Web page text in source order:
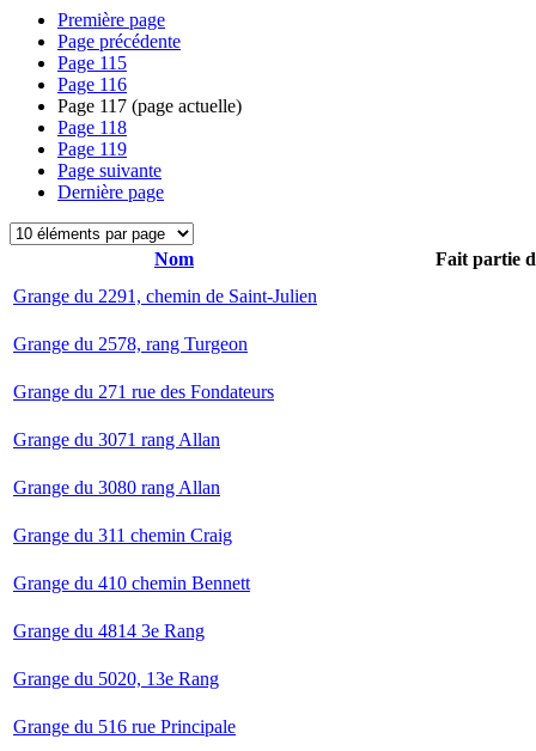
Première page
Page précédente
Page 115
Page 116
Page 117 (page actuelle)
Page 118
Page 119
Page suivante
Dernière page
Nom
Fait partie
Grange du 2291, chemin de Saint-Julien
Grange du 2578, rang Turgeon
Grange du 271 rue des Fondateurs
Grange du 3071 rang Allan
Grange du 3080 rang Allan
Grange du 311 chemin Craig
Grange du 410 chemin Bennett
Grange du 4814 3e Rang
Grange du 5020, 13e Rang
Grange du 516 rue Principale